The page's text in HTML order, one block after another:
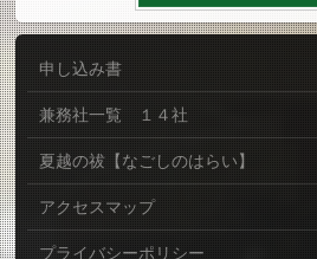
申し込み書
兼務社一覧 １４社
夏越の祓【なごしのはらい】
アクセスマップ
プライバシーポリシー